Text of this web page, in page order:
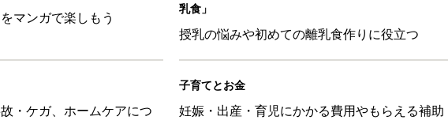
マンガで楽しもう
乳食」
授乳の悩みや初めての離乳食作りに役立つ
・ケガ、ホームケアにつ
子育てとお金
妊娠・出産・育児にかかる費用やもらえる補助